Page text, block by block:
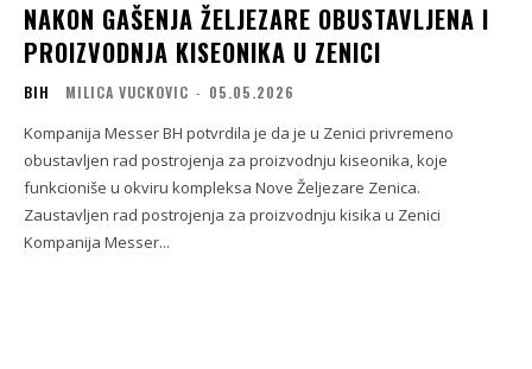
NAKON GAŠENJA ŽELJEZARE OBUSTAVLJENA I
PROIZVODNJA KISEONIKA U ZENICI
BIH MILICA VUCKOVIC - 05.05.2026
Kompanija Messer BH potvrdila je da je u Zenici privremeno
obustavljen rad postrojenja za proizvodnju kiseonika, koje
funkcioniše u okviru kompleksa Nove Željezare Zenica.
Zaustavljen rad postrojenja za proizvodnju kisika u Zenici
Kompanija Messer...